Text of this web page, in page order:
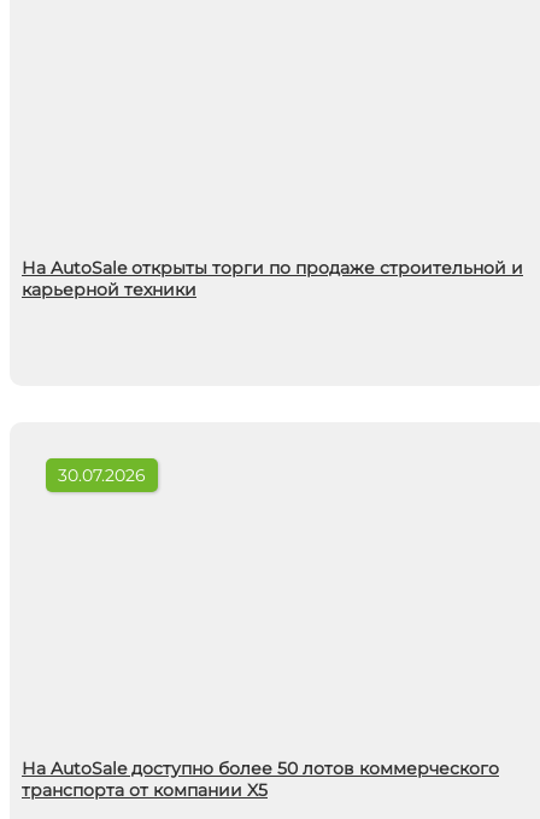
На AutoSale открыты торги по продаже строительной и
карьерной техники
30.07.2026
На AutoSale доступно более 50 лотов коммерческого
транспорта от компании X5